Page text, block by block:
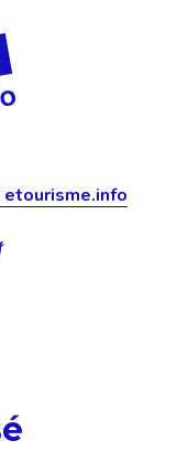
etourisme.info